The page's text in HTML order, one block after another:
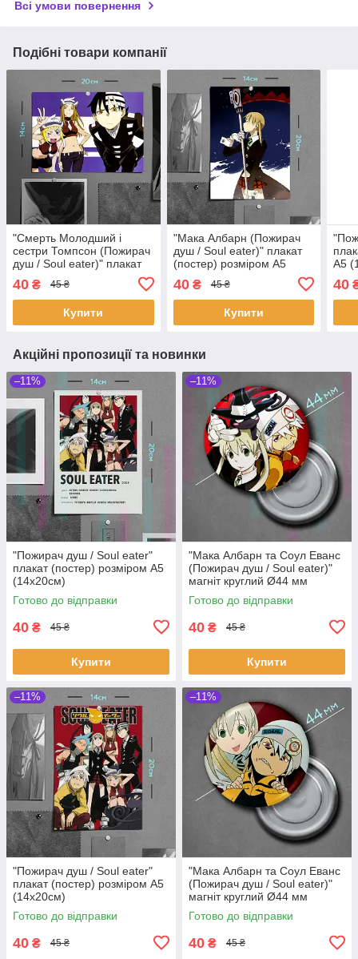
Всі умови повернення
Подібні товари компанії
"Смерть Молодший і
сестри Томпсон (Пожирач
душ / Soul eater)" плакат
(20х14см)
40 ₴ 45 ₴
Купити
"Мака Албарн (Пожирач
душ / Soul eater)" плакат
(постер) розміром А5
40₴ 45 ₴
Купити
А5
40
Акційні пропозиції та новинки
–11%
"Пожирач душ / Soul eater"
плакат (постер) розміром А5
(14х20см)
Готово до відправки
40 ₴ 45 ₴
Купити
–11%
"Мака Албарн та Соул Еванс
(Пожирач душ / Soul eater)"
магніт круглий Ø44 мм
Готово до відправки
40 ₴ 45 ₴
Купити
–11%
"Пожирач душ / Soul eater"
плакат (постер) розміром А5
(14х20см)
Готово до відправки
40 ₴ 45 ₴
–11%
"Мака Албарн та Соул Еванс
(Пожирач душ / Soul eater)"
магніт круглий Ø44 мм
Готово до відправки
40 ₴ 45 ₴